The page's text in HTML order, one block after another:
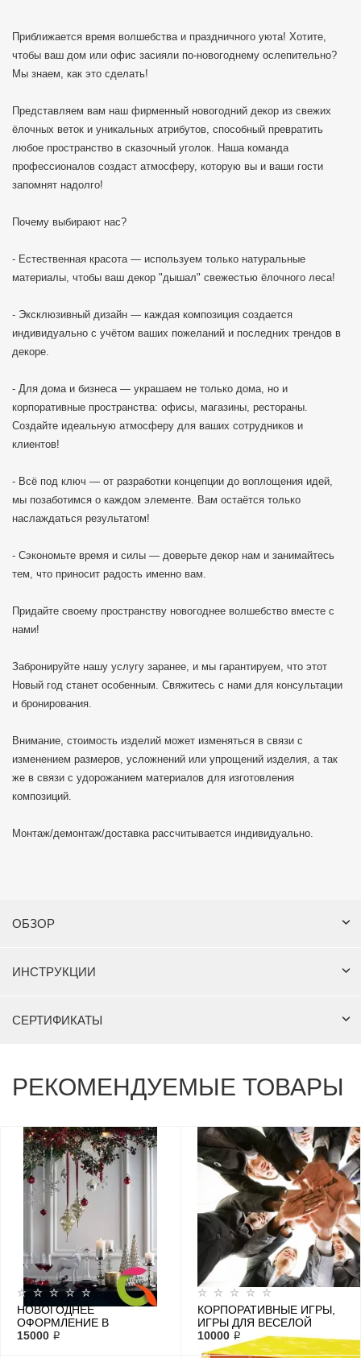
Приближается время волшебства и праздничного уюта! Хотите,
чтобы ваш дом или офис засияли по-новогоднему ослепительно?
Мы знаем, как это сделать!
Представляем вам наш фирменный новогодний декор из свежих
ёлочных веток и уникальных атрибутов, способный превратить
любое пространство в сказочный уголок. Наша команда
профессионалов создаст атмосферу, которую вы и ваши гости
запомнят надолго!
Почему выбирают нас?
- Естественная красота — используем только натуральные
материалы, чтобы ваш декор "дышал" свежестью ёлочного леса!
- Эксклюзивный дизайн — каждая композиция создается
индивидуально с учётом ваших пожеланий и последних трендов в
декоре.
- Для дома и бизнеса — украшаем не только дома, но и
корпоративные пространства: офисы, магазины, рестораны.
Создайте идеальную атмосферу для ваших сотрудников и
клиентов!
- Всё под ключ — от разработки концепции до воплощения идей,
мы позаботимся о каждом элементе. Вам остаётся только
наслаждаться результатом!
- Сэкономьте время и силы — доверьте декор нам и занимайтесь
тем, что приносит радость именно вам.
Придайте своему пространству новогоднее волшебство вместе с
нами!
Забронируйте нашу услугу заранее, и мы гарантируем, что этот
Новый год станет особенным. Свяжитесь с нами для консультации
и бронирования.
Внимание, стоимость изделий может изменяться в связи с
изменением размеров, усложнений или упрощений изделия, а так
же в связи с удорожанием материалов для изготовления
композиций.
Монтаж/демонтаж/доставка рассчитывается индивидуально.
ОБЗОР
ИНСТРУКЦИИ
СЕРТИФИКАТЫ
РЕКОМЕНДУЕМЫЕ ТОВАРЫ
НОВОГОДНЕЕ
ОФОРМЛЕНИЕ В
ПОМЕЩЕНИИ
15000 ₽
КОРПОРАТИВНЫЕ ИГРЫ,
ИГРЫ ДЛЯ ВЕСЕЛОЙ
КОМПАНИИ
10000 ₽